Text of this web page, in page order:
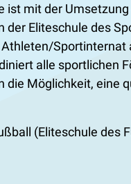
ist mit der
Eliteschule des
Sportinternat
alle sportlichen
Möglichkeit, eine
(Eliteschule des